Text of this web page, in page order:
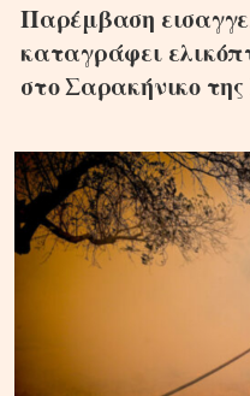
Παρέμβαση
καταγράφει
στο Σαρακήνικο